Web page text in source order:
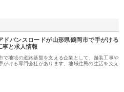
ドバンスロードが山形県鶴岡市で手がける
事と求人情報
で地域の道路基盤を支える企業として、舗装工事や
がける専門会社があります。地域住民の生活を支え